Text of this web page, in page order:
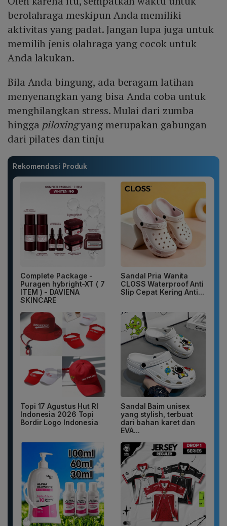
berolahraga meskipun Anda memiliki
aktivitas yang padat. Jangan lupa juga untuk
memilih jenis olahraga yang cocok untuk
Anda lakukan.
Bila Anda bingung, ada beragam latihan
menyenangkan yang bisa Anda coba untuk
menghilangkan stress. Mulai dari zumba
hingga piloxingyang merupakan gabungan
dari pilates dan tinju
Rekomendasi Produk
Complete Package -
Puragen hybright-XT ( 7
ITEM ) - DAVIENA
SKINCARE
Sandal Pria Wanita
CLOSS Waterproof Anti
Slip Cepat Kering Anti...
Topi 17 Agustus Hut RI
Indonesia 2026 Topi
Bordir Logo Indonesia
Sandal Baim unisex
yang stylish, terbuat
dari bahan karet dan
EVA...